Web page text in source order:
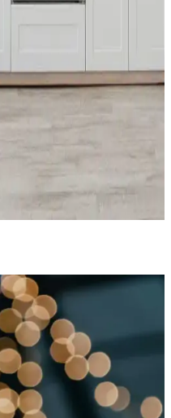
bilinçli tercihler yapıyor.
Arızaları, Servis
kaynaklı arızalar
gecikmeler ve yüksek
Kompresör tipi